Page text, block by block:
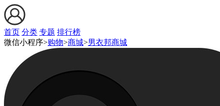
首页 分类 专题 排行榜
微信小程序>购物>商城>男衣邦商城